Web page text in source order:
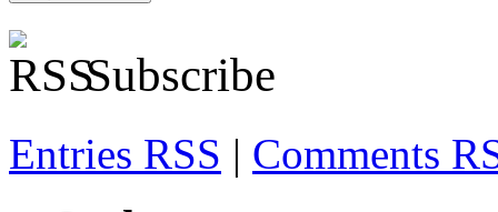
Subscribe
Entries RSS | Comments